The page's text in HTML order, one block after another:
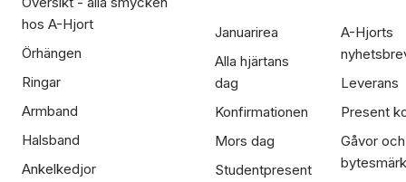
hos A-Hjort
Örhängen
Ringar
Armband
Halsband
Ankelkedjor
Januarirea
Alla hjärtans
dag
Konfirmationen
Mors dag
Studentpresent
A-Hjorts
Leverans
Present
Gåvor och